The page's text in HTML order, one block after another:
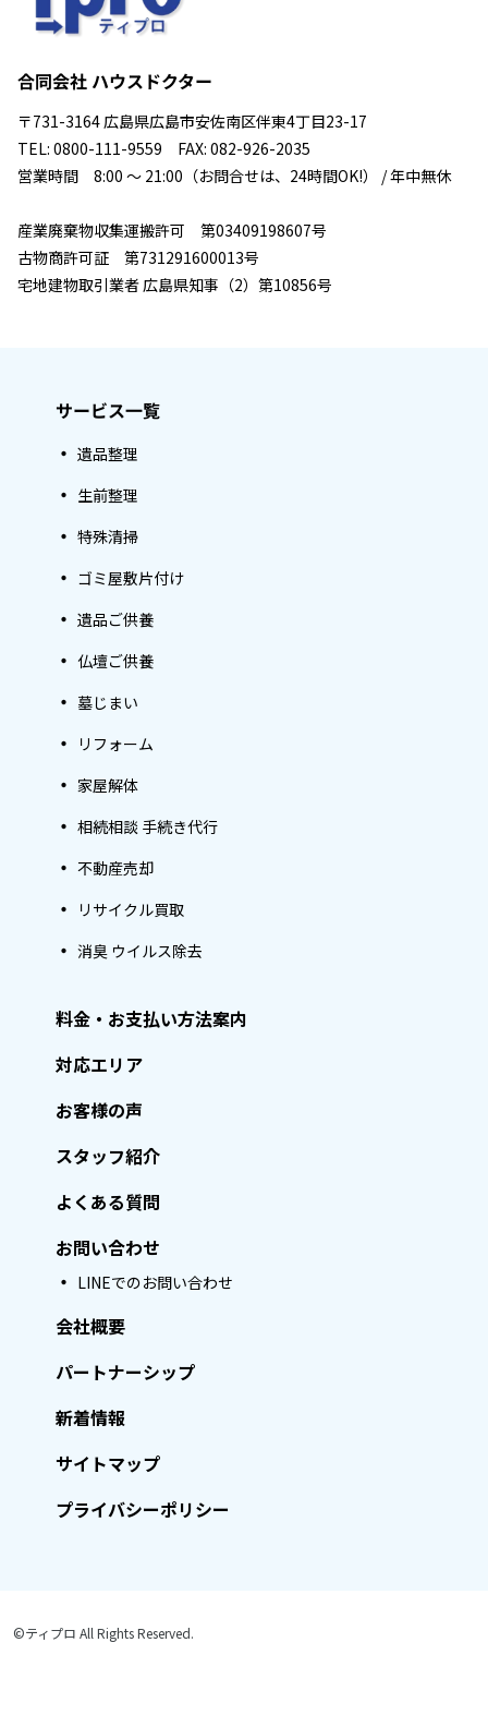
合同会社 ハウスドクター
〒731-3164 広島県広島市安佐南区伴東4丁目23-17
TEL: 0800-111-9559 FAX: 082-926-2035
営業時間 8:00 ～ 21:00（お問合せは、24時間OK!） / 年中無休
産業廃棄物収集運搬許可 第03409198607号
古物商許可証 第731291600013号
宅地建物取引業者 広島県知事（2）第10856号
サービス一覧
遺品整理
生前整理
特殊清掃
ゴミ屋敷片付け
遺品ご供養
仏壇ご供養
墓じまい
リフォーム
家屋解体
相続相談 手続き代行
不動産売却
リサイクル買取
消臭 ウイルス除去
料金・お支払い方法案内
対応エリア
お客様の声
スタッフ紹介
よくある質問
お問い合わせ
LINEでのお問い合わせ
会社概要
パートナーシップ
新着情報
サイトマップ
プライバシーポリシー
©ティプロ All Rights Reserved.